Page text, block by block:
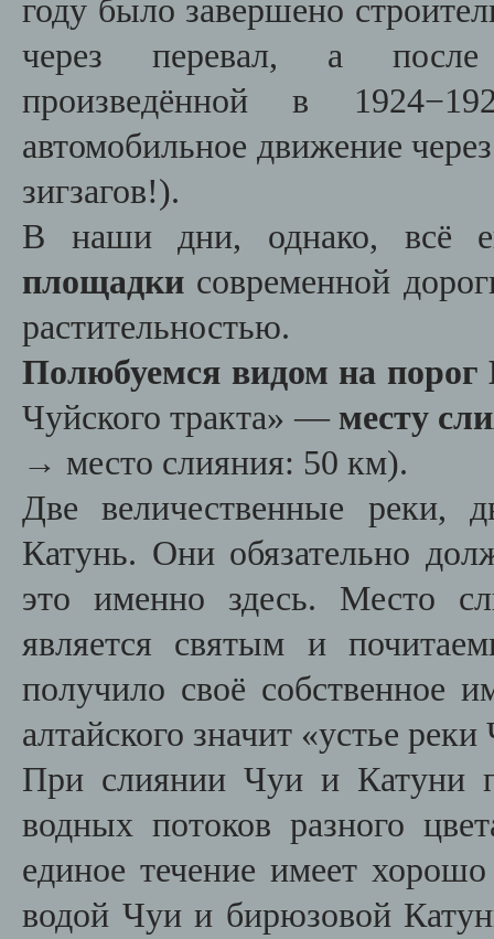
году было завершено
через перевал, а после
произведённой в
автомобильное движение
зигзагов!).
В наши дни, однако, всё
площадки современной
растительностью.
Полюбуемся видом на
Чуйского тракта» — месту
→ место слияния: 50 км).
Две величественные реки,
Катунь. Они обязательно
это именно здесь. Место
является святым и
получило своё
алтайского значит «устье
При слиянии Чуи и Катуни
водных потоков разного
единое течение имеет
водой Чуи и бирюзовой